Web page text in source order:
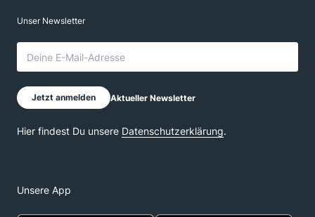
Unsere App